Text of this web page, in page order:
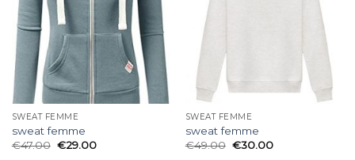
SWEAT FEMME
sweat femme
€47.00 €29.00
SWEAT FEMME
sweat femme
€49.00 €30.00